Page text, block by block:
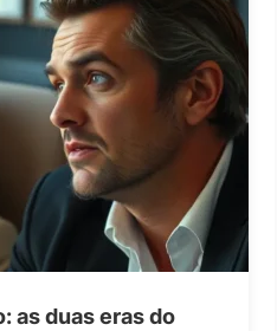
as duas eras do